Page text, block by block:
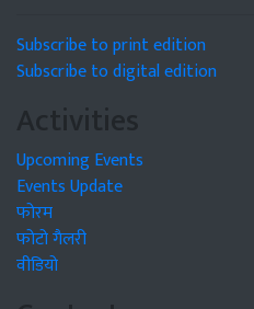
Subscribe to print edition
Subscribe to digital edition
Activities
Upcoming Events
Events Update
फोरम
फोटो गैलरी
वीडियो